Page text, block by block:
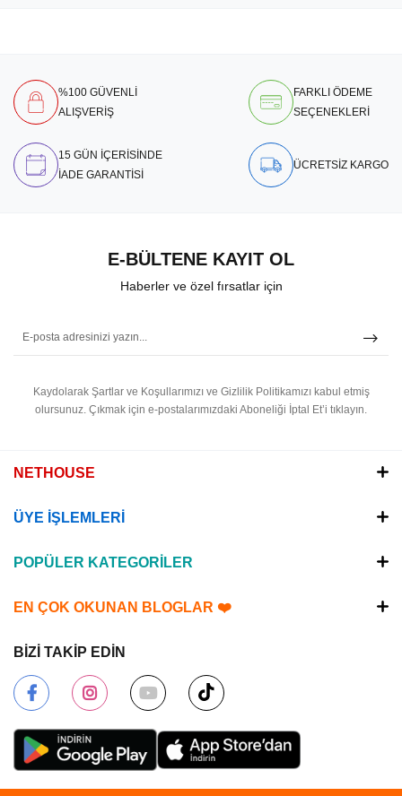
%100 GÜVENLİ
ALIŞVERİŞ
FARKLI ÖDEME
SEÇENEKLERİ
15 GÜN İÇERİSİNDE
İADE GARANTİSİ
ÜCRETSİZ KARGO
E-BÜLTENE KAYIT OL
Haberler ve özel fırsatlar için
Kaydolarak Şartlar ve Koşullarımızı ve Gizlilik Politikamızı kabul etmiş
olursunuz. Çıkmak için e-postalarımızdaki Aboneliği İptal Et’i tıklayın.
NETHOUSE
ÜYE İŞLEMLERİ
POPÜLER KATEGORİLER
EN ÇOK OKUNAN BLOGLAR ❤️
BİZİ TAKİP EDİN